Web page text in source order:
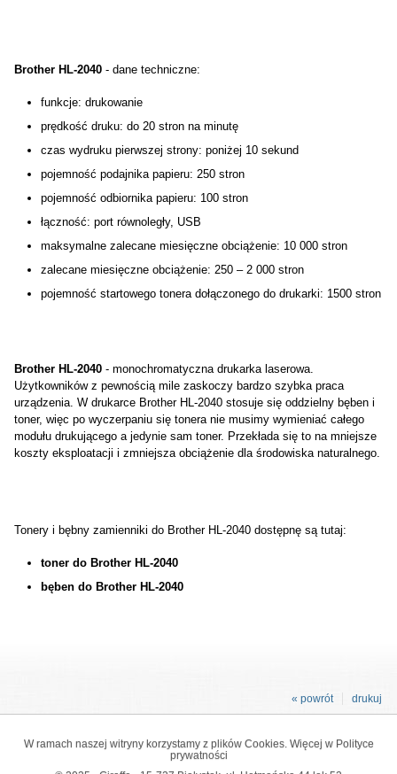
Brother HL-2040- dane techniczne:
funkcje: drukowanie
prędkość druku: do 20 stron na minutę
czas wydruku pierwszej strony: poniżej 10 sekund
pojemność podajnika papieru: 250 stron
pojemność odbiornika papieru: 100 stron
łączność: port równoległy, USB
maksymalne zalecane miesięczne obciążenie: 10 000 stron
zalecane miesięczne obciążenie: 250 – 2 000 stron
pojemność startowego tonera dołączonego do drukarki: 1500 stron
Brother HL-2040- monochromatyczna drukarka laserowa.
Użytkowników z pewnością mile zaskoczy bardzo szybka praca
urządzenia. W drukarce Brother HL-2040 stosuje się oddzielny bęben i
toner, więc po wyczerpaniu się tonera nie musimy wymieniać całego
modułu drukującego a jedynie sam toner. Przekłada się to na mniejsze
koszty eksploatacji i zmniejsza obciążenie dla środowiska naturalnego.
Tonery i bębny zamienniki do Brother HL-2040 dostępnę są tutaj:
toner do Brother HL-2040
bęben do Brother HL-2040
drukuj
« powrót
W ramach naszej witryny korzystamy z plików Cookies. Więcej w Polityce
prywatności